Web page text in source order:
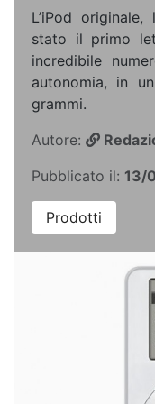
L’iPod
stato il primo
incredibile
autonomia, in
grammi.
Autore:
Pubblicato il: 13/
Prodotti